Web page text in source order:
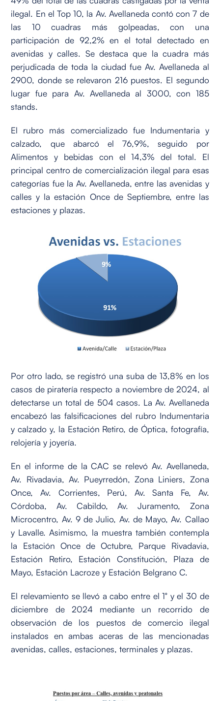
ilegal. En el Top 10, la Av. Avellaneda contó con 7 de
las 10 cuadras más golpeadas, con una
participación de 92,2% en el total detectado en
avenidas y calles. Se destaca que la cuadra más
perjudicada de toda la ciudad fue Av. Avellaneda al
2900, donde se relevaron 216 puestos. El segundo
lugar fue para Av. Avellaneda al 3000, con 185
stands.
El rubro más comercializado fue Indumentaria y
calzado, que abarcó el 76,9%, seguido por
Alimentos y bebidas con el 14,3% del total. El
principal centro de comercialización ilegal para esas
categorías fue la Av. Avellaneda, entre las avenidas y
calles y la estación Once de Septiembre, entre las
estaciones y plazas.
Por otro lado, se registró una suba de 13,8% en los
casos de piratería respecto a noviembre de 2024, al
detectarse un total de 504 casos. La Av. Avellaneda
encabezó las falsificaciones del rubro Indumentaria
y calzado y, la Estación Retiro, de Óptica, fotografía,
relojería y joyería.
En el informe de la CAC se relevó Av. Avellaneda,
Av. Rivadavia, Av. Pueyrredón, Zona Liniers, Zona
Once, Av. Corrientes, Perú, Av. Santa Fe, Av.
Córdoba, Av. Cabildo, Av. Juramento, Zona
Microcentro, Av. 9 de Julio, Av. de Mayo, Av. Callao
y Lavalle. Asimismo, la muestra también contempla
la Estación Once de Octubre, Parque Rivadavia,
Estación Retiro, Estación Constitución, Plaza de
Mayo, Estación Lacroze y Estación Belgrano C.
El relevamiento se llevó a cabo entre el 1° y el 30 de
diciembre de 2024 mediante un recorrido de
observación de los puestos de comercio ilegal
instalados en ambas aceras de las mencionadas
avenidas, calles, estaciones, terminales y plazas.